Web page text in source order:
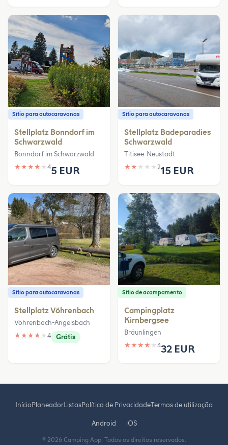
Sítio para autocaravanas
Stellplatz Bonndorf im
Schwarzwald
Bonndorf im Schwarzwald
★ ★ ★ ★ ★ 45 EUR
Sítio para autocaravanas
Stellplatz Badeparadies
Schwarzwald
Titisee-Neustadt
★ ★ ★ ★ ★ 215 EUR
Sítio para autocaravanas
Stellplatz Vöhrenbach
Vöhrenbach-Angelsbach
★ ★ ★ ★ ★ 4 Grátis
Sítio de acampamento
Campingplatz
Kirnbergsee
Bräunlingen
★ ★ ★ ★ ★ 432 EUR
InícioPlaneadorListasPolítica de PrivacidadeTermos de utilização
Android iOS
© 2026 Camping App. Todos os direitos reservados.